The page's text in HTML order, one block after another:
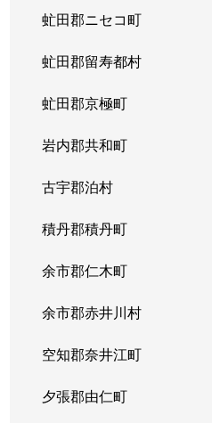
虻田郡ニセコ町
虻田郡留寿都村
虻田郡京極町
岩内郡共和町
古宇郡泊村
積丹郡積丹町
余市郡仁木町
余市郡赤井川村
空知郡奈井江町
夕張郡由仁町